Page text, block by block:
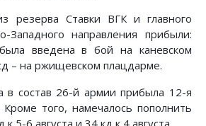
резерва Ставки ВГК и главного
Западного направления прибыли:
введена в бой на каневском
– на ржищевском плацдарме.
в состав 26-й армии прибыла 12-я
Кроме того, намечалось пополнить